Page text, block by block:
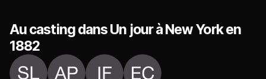
Au casting dans Un jour à New York en
1882